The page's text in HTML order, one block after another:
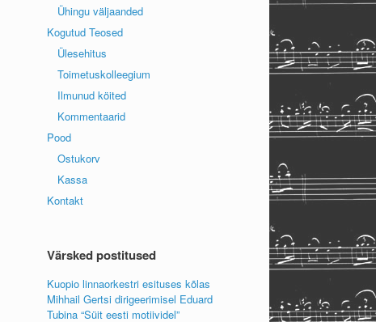
Ühingu väljaanded
Kogutud Teosed
Ülesehitus
Toimetuskolleegium
Ilmunud köited
Kommentaarid
Pood
Ostukorv
Kassa
Kontakt
Värsked postitused
Kuopio linnaorkestri esituses kõlas
Mihhail Gertsi dirigeerimisel Eduard
Tubina “Süit eesti motiividel”